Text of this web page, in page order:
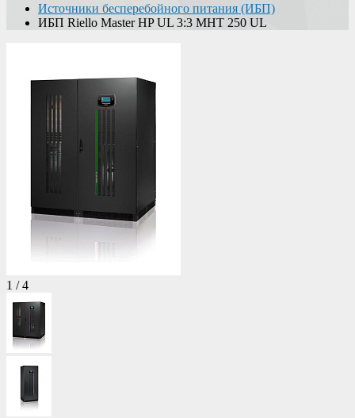
Источники бесперебойного питания (ИБП)
ИБП Riello Master HP UL 3:3 MHT 250 UL
1 /4